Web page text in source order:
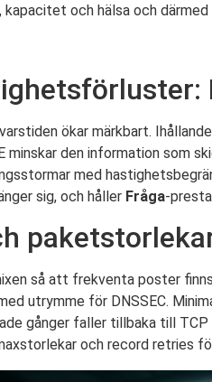
kapacitet och hälsa och därmed
ökar märkbart.
minskar den information som
med
sig, och håller Fråga-
så att frekventa poster
utrymme för DNSSEC.
gånger faller tillbaka till
och record retries